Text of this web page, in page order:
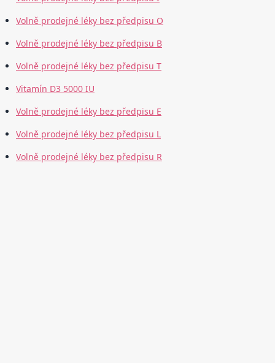
Volně prodejné léky bez předpisu O
Volně prodejné léky bez předpisu B
Volně prodejné léky bez předpisu T
Vitamín D3 5000 IU
Volně prodejné léky bez předpisu E
Volně prodejné léky bez předpisu L
Volně prodejné léky bez předpisu R